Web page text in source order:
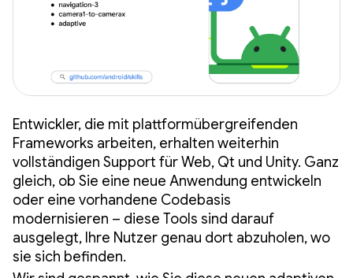
Entwickler, die mit plattformübergreifenden
Frameworks arbeiten, erhalten weiterhin
vollständigen Support für Web, Qt und Unity. Ganz
gleich, ob Sie eine neue Anwendung entwickeln
oder eine vorhandene Codebasis
modernisieren – diese Tools sind darauf
ausgelegt, Ihre Nutzer genau dort abzuholen, wo
sie sich befinden.